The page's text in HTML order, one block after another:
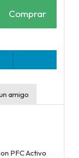
Comprar
amigo
PFC Activo